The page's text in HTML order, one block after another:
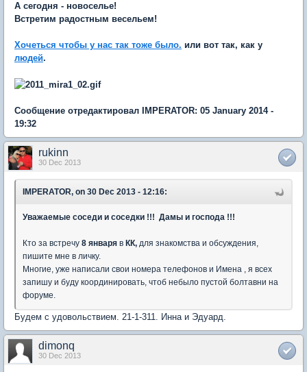
А сегодня - новоселье!
Встретим радостным весельем!
Хочеться чтобы у нас так тоже было. или вот так, как у
людей.
Сообщение отредактировал IMPERATOR: 05 January 2014 -
19:32
rukinn
30 Dec 2013
IMPERATOR, on 30 Dec 2013 - 12:16:
Уважаемые соседи и соседки !!! Дамы и господа !!!
Кто за встречу 8 января в КК, для знакомства и обсуждения,
пишите мне в личку.
Многие, уже написали свои номера телефонов и Имена , я всех
запишу и буду координировать, чтоб небыло пустой болтавни на
форуме.
Будем с удовольствием. 21-1-311. Инна и Эдуард.
dimonq
30 Dec 2013